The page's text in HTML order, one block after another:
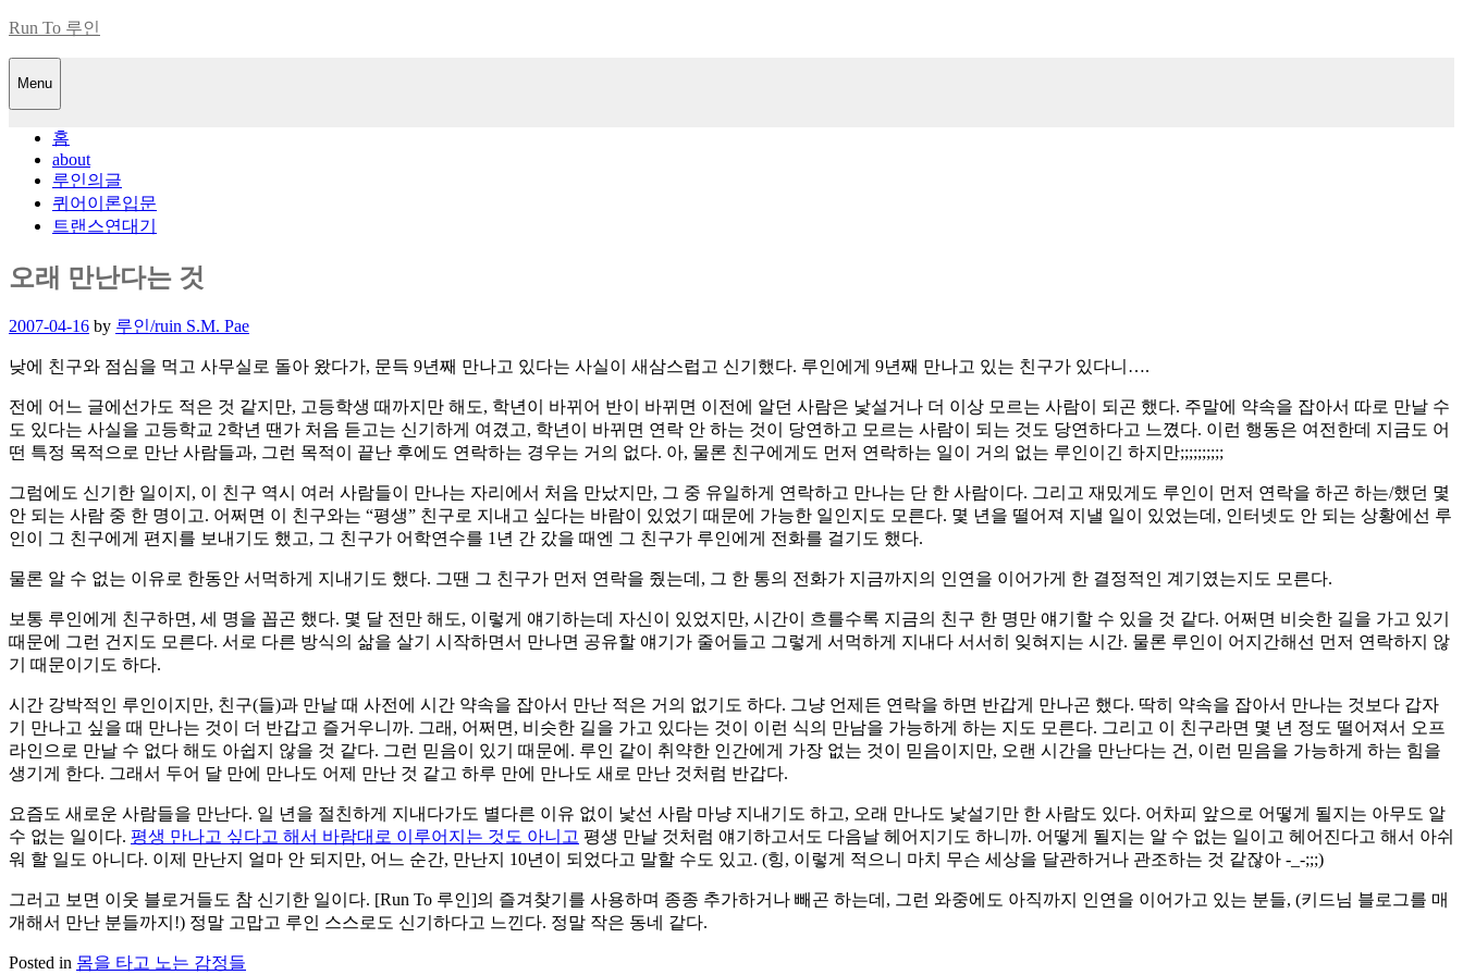
Skip
content
Run To 루인
Menu
홈
about
루인의글
퀴어이론입문
트랜스연대기
오래 만난다는 것
Posted
2007-04-16 by 루인/ruin S.M. Pae
낮에 친구와 점심을 먹고 사무실로 돌아 왔다가, 문득 9년째 만나고 있다는 사실이 새삼스럽고 신기했다. 루인에게 9년째 만나고 있는 친구가 있다니….
전에 어느 글에선가도 적은 것 같지만, 고등학생 때까지만 해도, 학년이 바뀌어 반이 바뀌면 이전에 알던 사람은 낯설거나 더 이상 모르는 사람이 되곤 했다. 주말에 약속을 잡아서 따로 만날 수
도 있다는 사실을 고등학교 2학년 땐가 처음 듣고는 신기하게 여겼고, 학년이 바뀌면 연락 안 하는 것이 당연하고 모르는 사람이 되는 것도 당연하다고 느꼈다. 이런 행동은 여전한데 지금도 어
떤 특정 목적으로 만난 사람들과, 그런 목적이 끝난 후에도 연락하는 경우는 거의 없다. 아, 물론 친구에게도 먼저 연락하는 일이 거의 없는 루인이긴 하지만;;;;;;;;;;
그럼에도 신기한 일이지, 이 친구 역시 여러 사람들이 만나는 자리에서 처음 만났지만, 그 중 유일하게 연락하고 만나는 단 한 사람이다. 그리고 재밌게도 루인이 먼저 연락을 하곤 하는/했던 몇
안 되는 사람 중 한 명이고. 어쩌면 이 친구와는 “평생” 친구로 지내고 싶다는 바람이 있었기 때문에 가능한 일인지도 모른다. 몇 년을 떨어져 지낼 일이 있었는데, 인터넷도 안 되는 상황에선 루
인이 그 친구에게 편지를 보내기도 했고, 그 친구가 어학연수를 1년 간 갔을 때엔 그 친구가 루인에게 전화를 걸기도 했다.
물론 알 수 없는 이유로 한동안 서먹하게 지내기도 했다. 그땐 그 친구가 먼저 연락을 줬는데, 그 한 통의 전화가 지금까지의 인연을 이어가게 한 결정적인 계기였는지도 모른다.
보통 루인에게 친구하면, 세 명을 꼽곤 했다. 몇 달 전만 해도, 이렇게 얘기하는데 자신이 있었지만, 시간이 흐를수록 지금의 친구 한 명만 얘기할 수 있을 것 같다. 어쩌면 비슷한 길을 가고 있기
때문에 그런 건지도 모른다. 서로 다른 방식의 삶을 살기 시작하면서 만나면 공유할 얘기가 줄어들고 그렇게 서먹하게 지내다 서서히 잊혀지는 시간. 물론 루인이 어지간해선 먼저 연락하지 않
기 때문이기도 하다.
시간 강박적인 루인이지만, 친구(들)과 만날 때 사전에 시간 약속을 잡아서 만난 적은 거의 없기도 하다. 그냥 언제든 연락을 하면 반갑게 만나곤 했다. 딱히 약속을 잡아서 만나는 것보다 갑자
기 만나고 싶을 때 만나는 것이 더 반갑고 즐거우니까. 그래, 어쩌면, 비슷한 길을 가고 있다는 것이 이런 식의 만남을 가능하게 하는 지도 모른다. 그리고 이 친구라면 몇 년 정도 떨어져서 오프
라인으로 만날 수 없다 해도 아쉽지 않을 것 같다. 그런 믿음이 있기 때문에. 루인 같이 취약한 인간에게 가장 없는 것이 믿음이지만, 오랜 시간을 만난다는 건, 이런 믿음을 가능하게 하는 힘을
생기게 한다. 그래서 두어 달 만에 만나도 어제 만난 것 같고 하루 만에 만나도 새로 만난 것처럼 반갑다.
요즘도 새로운 사람들을 만난다. 일 년을 절친하게 지내다가도 별다른 이유 없이 낯선 사람 마냥 지내기도 하고, 오래 만나도 낯설기만 한 사람도 있다. 어차피 앞으로 어떻게 될지는 아무도 알
수 없는 일이다. 평생 만나고 싶다고 해서 바람대로 이루어지는 것도 아니고 평생 만날 것처럼 얘기하고서도 다음날 헤어지기도 하니까. 어떻게 될지는 알 수 없는 일이고 헤어진다고 해서 아쉬
워 할 일도 아니다. 이제 만난지 얼마 안 되지만, 어느 순간, 만난지 10년이 되었다고 말할 수도 있고. (힝, 이렇게 적으니 마치 무슨 세상을 달관하거나 관조하는 것 같잖아 -_-;;;)
그러고 보면 이웃 블로거들도 참 신기한 일이다. [Run To 루인]의 즐겨찾기를 사용하며 종종 추가하거나 빼곤 하는데, 그런 와중에도 아직까지 인연을 이어가고 있는 분들, (키드님 블로그를 매
개해서 만난 분들까지!) 정말 고맙고 루인 스스로도 신기하다고 느낀다. 정말 작은 동네 같다.
Posted in 몸을 타고 노는 감정들